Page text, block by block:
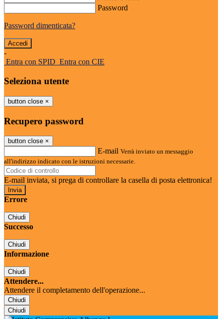
Password
Password dimenticata?
-
Entra con SPID Entra con CIE
Seleziona utente
button close ×
Recupero password
button close ×
E-mail Verrà inviato un messaggio
all'indirizzo indicato con le istruzioni necessarie.
E-mail inviata, si prega di controllare la casella di posta elettronica!
Errore
Chiudi
Successo
Chiudi
Informazione
Chiudi
Attendere...
Attendere il completamento dell'operazione...
Chiudi
Chiudi